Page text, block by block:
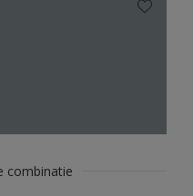
combinatie